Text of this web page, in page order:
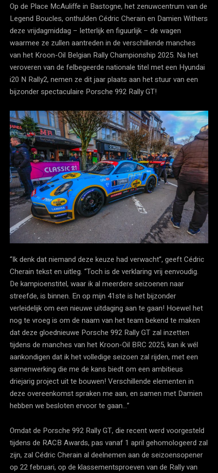
Op de Place McAuliffe in Bastogne, het zenuwcentrum van de
Legend Boucles, onthulden Cédric Cherain en Damien Withers
deze vrijdagmiddag – letterlijk en figuurlijk – de wagen
waarmee ze zullen aantreden in de verschillende manches
van het Kroon-Oil Belgian Rally Championship 2025. Na het
veroveren van de felbegeerde nationale titel met een Hyundai
i20 N Rally2, nemen ze dit jaar plaats aan het stuur van een
bijzonder spectaculaire Porsche 992 Rally GT!
“Ik denk dat niemand deze keuze had verwacht”, geeft Cédric
Cherain tekst en uitleg. “Toch is de verklaring vrij eenvoudig.
De kampioenstitel, waar ik al meerdere seizoenen naar
streefde, is binnen. En op mijn 41ste is het bijzonder
verleidelijk om een nieuwe uitdaging aan te gaan! Hoewel het
nog te vroeg is om de naam van het team bekend te maken
dat deze gloednieuwe Porsche 992 Rally GT zal inzetten
tijdens de manches van het Kroon-Oil BRC 2025, kan ik wél
aankondigen dat ik het volledige seizoen zal rijden, met een
samenwerking die me de kans biedt om een ambitieus
driejarig project uit te bouwen! Verschillende elementen in
deze overeenkomst spraken me aan, en samen met Damien
hebben we besloten ervoor te gaan…”
Omdat de Porsche 992 Rally GT, die recent werd voorgesteld
tijdens de RACB Awards, pas vanaf 1 april gehomologeerd zal
zijn, zal Cédric Cherain al deelnemen aan de seizoensopener
op 22 februari, op de klassementsproeven van de Rally van